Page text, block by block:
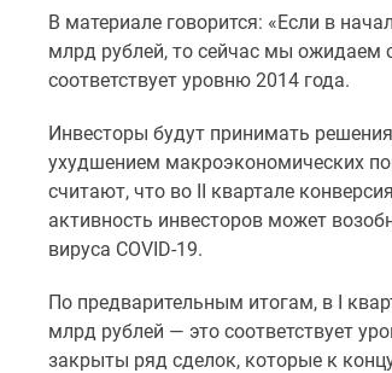
новостроек
новостроек
Экология
Подмосковья
комнатные
комнатные
В материале говорится: «Если в
млрд рублей, то сейчас мы ожидаем
соответствует уровню 2014 года.
Инвесторы будут принимать
ухудшением макроэкономических
считают, что во II квартале
активность инвесторов может
вируса COVID-19.
По предварительным итогам, в I
млрд рублей — это соответствует
закрыты ряд сделок, которые к